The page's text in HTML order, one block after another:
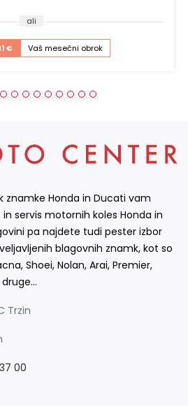
ali
€ Vaš mesečni obrok
znamke Honda in Ducati vam
servis motornih koles Honda in
pa najdete tudi pester izbor
blagovnih znamk, kot so
Shoei, Nolan, Arai, Premier,
Trzin
00